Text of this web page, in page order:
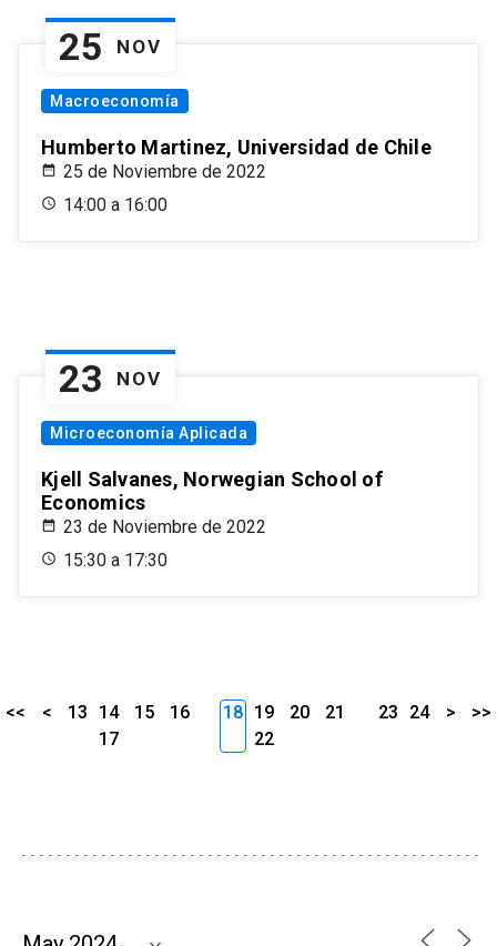
25 NOV
Macroeconomía
Humberto Martinez, Universidad de Chile
25 de Noviembre de 2022
14:00 a 16:00
23 NOV
Microeconomía Aplicada
Kjell Salvanes, Norwegian School of
Economics
23 de Noviembre de 2022
15:30 a 17:30
<< < 13 14 15
16
17
18 19 20
21
22
23 24 > >>